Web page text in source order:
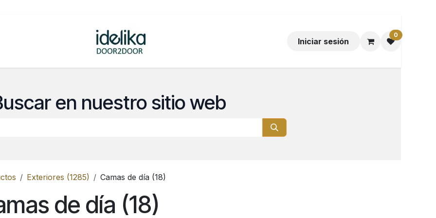
Iniciar sesión
0
en nuestro sitio web
Exteriores (1285) Camas de día (18)
de día (18)